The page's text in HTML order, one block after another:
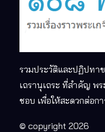
รวมประวัติและปฏิปทา
เถรานุเถระ ที่สำคัญ พ
ชอบ เพื่อให้สะดวกต่อก
© copyright 2026